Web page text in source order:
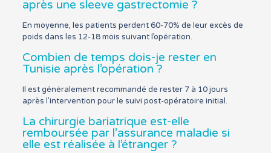
après une sleeve gastrectomie ?
En moyenne, les patients perdent 60-70% de leur excès de
poids dans les 12-18 mois suivant l’opération.
Combien de temps dois-je rester en
Tunisie après l’opération ?
Il est généralement recommandé de rester 7 à 10 jours
après l’intervention pour le suivi post-opératoire initial.
La chirurgie bariatrique est-elle
remboursée par l’assurance maladie si
elle est réalisée à l’étranger ?